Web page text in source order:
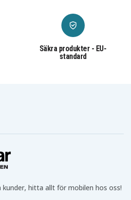
Säkra produkter - EU-
standard
kunder, hitta allt för mobilen hos oss!